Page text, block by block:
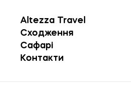
Altezza Travel
Сходження
Сафарі
Контакти